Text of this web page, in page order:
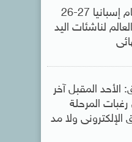
مصر تخسر أمام إسبانيا 27-26
لناشئات اليد
الأحد المقبل آخر
المرحلة
الإلكترونى ولا مد